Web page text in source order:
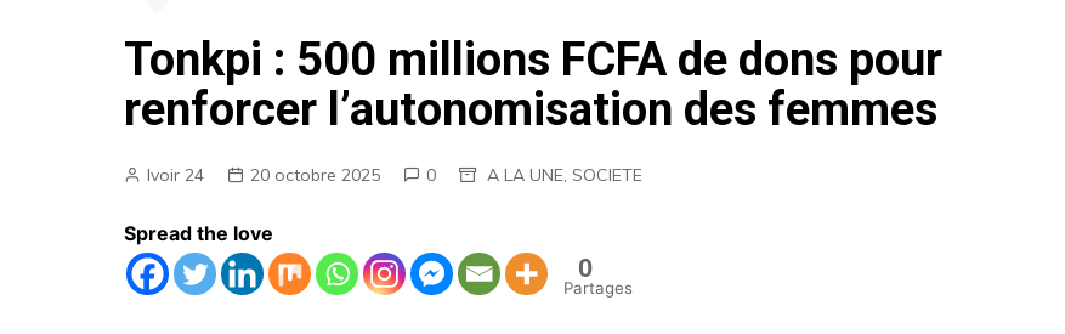
AGENDA
EMPLOIS
ECONOMIE
POLITIQUE
Tonkpi : 500 millions FCFA de dons pour
renforcer l’autonomisation des femmes
Ivoir 24 20 octobre 2025 0 A LA UNE, SOCIETE
Spread the love
0
Partages